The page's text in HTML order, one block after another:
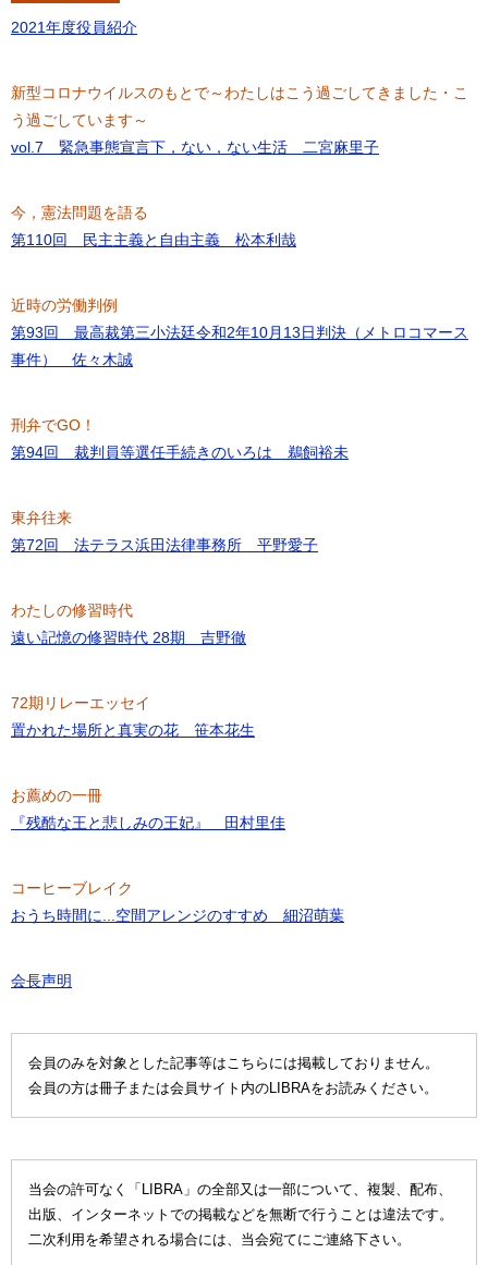
2021年度役員紹介
新型コロナウイルスのもとで～わたしはこう過ごしてきました・こ
う過ごしています～
vol.7 緊急事態宣言下，ない，ない生活 二宮麻里子
今，憲法問題を語る
第110回 民主主義と自由主義 松本利哉
近時の労働判例
第93回 最高裁第三小法廷令和2年10月13日判決（メトロコマース
事件） 佐々木誠
刑弁でGO！
第94回 裁判員等選任手続きのいろは 鵜飼裕未
東弁往来
第72回 法テラス浜田法律事務所 平野愛子
わたしの修習時代
遠い記憶の修習時代 28期 吉野徹
72期リレーエッセイ
置かれた場所と真実の花 笹本花生
お薦めの一冊
『残酷な王と悲しみの王妃』 田村里佳
コーヒーブレイク
おうち時間に...空間アレンジのすすめ 細沼萌葉
会長声明
会員のみを対象とした記事等はこちらには掲載しておりません。
会員の方は冊子または会員サイト内のLIBRAをお読みください。
当会の許可なく「LIBRA」の全部又は一部について、複製、配布、
出版、インターネットでの掲載などを無断で行うことは違法です。
二次利用を希望される場合には、当会宛てにご連絡下さい。